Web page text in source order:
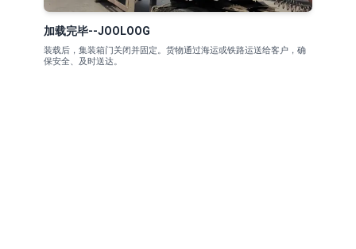
加载完毕--JOOLOOG
装载后，集装箱门关闭并固定。货物通过海运或铁路运送给客户，确
保安全、及时送达。